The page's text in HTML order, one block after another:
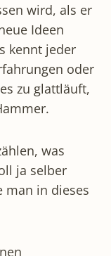
wird, als er
Ideen
kennt jeder
oder
zu glattläuft,
was
ja selber
man in dieses